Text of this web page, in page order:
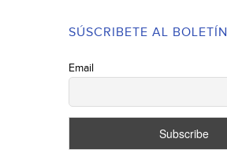
SÚSCRIBETE AL BOLETÍN
Email